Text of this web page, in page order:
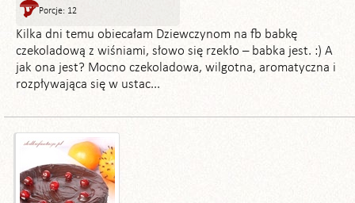
Porcje: 12
Kilka dni temu obiecałam Dziewczynom na fb babkę
czekoladową z wiśniami, słowo się rzekło – babka jest. :) A
jak ona jest? Mocno czekoladowa, wilgotna, aromatyczna i
rozpływająca się w ustac...